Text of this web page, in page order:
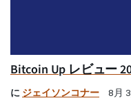
Bitcoin Up レビュー
に ジェイソンコナー 8月